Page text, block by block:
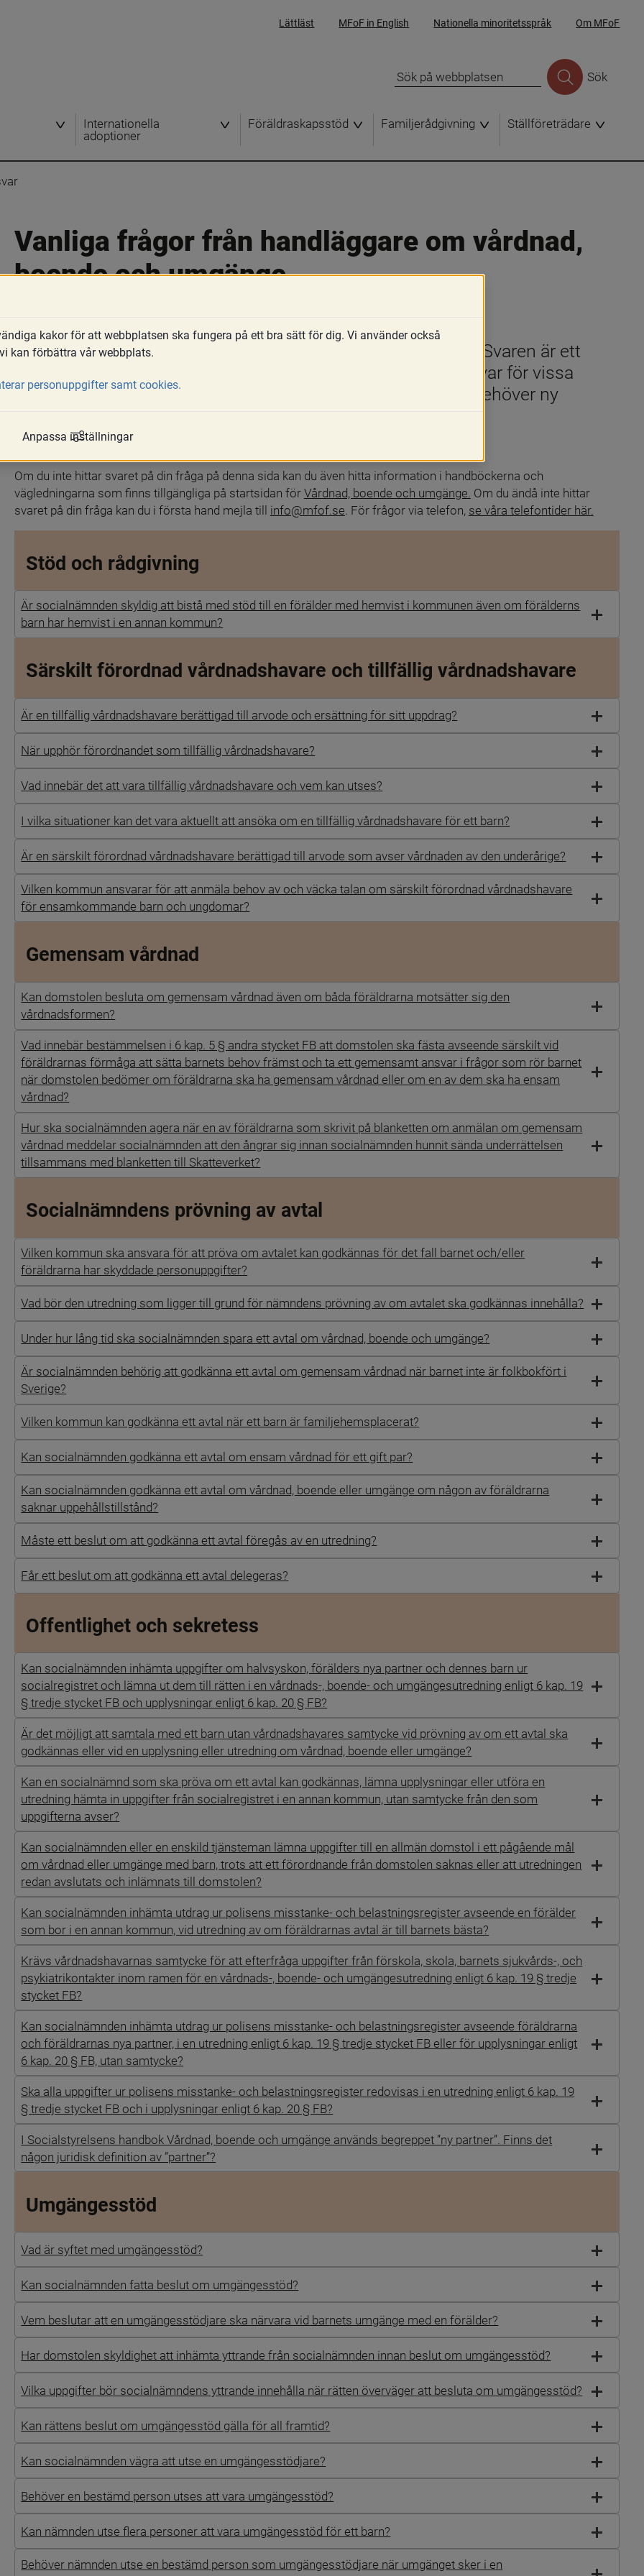
Lättläst MFoF in English Nationella minoritetsspråk Om MFoF
Sök
Internationella
adoptioner
Föräldraskapsstöd Familjerådgivning Ställföreträdare
Vanliga frågor från handläggare om vårdnad,
boende och umgänge
Här hittar du svar på frågor från handläggare i familjerätten. Svaren är ett
komplement till våra allmänna råd om socialnämndens ansvar för vissa
frågor om vårdnad, boende och umgänge samt om barnet behöver ny
Vi lägger kontinuerligt ut nya svar på frågor som kommer till myndigheten.
Om du inte hittar svaret på din fråga på denna sida kan du även hitta information i handböckerna och
vägledningarna som finns tillgängliga på startsidan för Vårdnad, boende och umgänge. Om du ändå inte hittar
svaret på din fråga kan du i första hand mejla till info@mfof.se. För frågor via telefon, se våra telefontider här.
Stöd och rådgivning
Är socialnämnden skyldig att bistå med stöd till en förälder med hemvist i kommunen även om förälderns
barn har hemvist i en annan kommun?
Särskilt förordnad vårdnadshavare och tillfällig vårdnadshavare
Är en tillfällig vårdnadshavare berättigad till arvode och ersättning för sitt uppdrag?
När upphör förordnandet som tillfällig vårdnadshavare?
Vad innebär det att vara tillfällig vårdnadshavare och vem kan utses?
I vilka situationer kan det vara aktuellt att ansöka om en tillfällig vårdnadshavare för ett barn?
Är en särskilt förordnad vårdnadshavare berättigad till arvode som avser vårdnaden av den underårige?
Vilken kommun ansvarar för att anmäla behov av och väcka talan om särskilt förordnad vårdnadshavare
för ensamkommande barn och ungdomar?
Gemensam vårdnad
Kan domstolen besluta om gemensam vårdnad även om båda föräldrarna motsätter sig den
vårdnadsformen?
Vad innebär bestämmelsen i 6 kap. 5 § andra stycket FB att domstolen ska fästa avseende särskilt vid
föräldrarnas förmåga att sätta barnets behov främst och ta ett gemensamt ansvar i frågor som rör barnet
när domstolen bedömer om föräldrarna ska ha gemensam vårdnad eller om en av dem ska ha ensam
vårdnad?
Hur ska socialnämnden agera när en av föräldrarna som skrivit på blanketten om anmälan om gemensam
vårdnad meddelar socialnämnden att den ångrar sig innan socialnämnden hunnit sända underrättelsen
tillsammans med blanketten till Skatteverket?
Socialnämndens prövning av avtal
Vilken kommun ska ansvara för att pröva om avtalet kan godkännas för det fall barnet och/eller
föräldrarna har skyddade personuppgifter?
Vad bör den utredning som ligger till grund för nämndens prövning av om avtalet ska godkännas innehålla?
Under hur lång tid ska socialnämnden spara ett avtal om vårdnad, boende och umgänge?
Är socialnämnden behörig att godkänna ett avtal om gemensam vårdnad när barnet inte är folkbokfört i
Sverige?
Vilken kommun kan godkänna ett avtal när ett barn är familjehemsplacerat?
Kan socialnämnden godkänna ett avtal om ensam vårdnad för ett gift par?
Kan socialnämnden godkänna ett avtal om vårdnad, boende eller umgänge om någon av föräldrarna
saknar uppehållstillstånd?
Måste ett beslut om att godkänna ett avtal föregås av en utredning?
Får ett beslut om att godkänna ett avtal delegeras?
Offentlighet och sekretess
Kan socialnämnden inhämta uppgifter om halvsyskon, förälders nya partner och dennes barn ur
socialregistret och lämna ut dem till rätten i en vårdnads-, boende- och umgängesutredning enligt 6 kap. 19
§ tredje stycket FB och upplysningar enligt 6 kap. 20 § FB?
Är det möjligt att samtala med ett barn utan vårdnadshavares samtycke vid prövning av om ett avtal ska
godkännas eller vid en upplysning eller utredning om vårdnad, boende eller umgänge?
Kan en socialnämnd som ska pröva om ett avtal kan godkännas, lämna upplysningar eller utföra en
utredning hämta in uppgifter från socialregistret i en annan kommun, utan samtycke från den som
uppgifterna avser?
Kan socialnämnden eller en enskild tjänsteman lämna uppgifter till en allmän domstol i ett pågående mål
om vårdnad eller umgänge med barn, trots att ett förordnande från domstolen saknas eller att utredningen
redan avslutats och inlämnats till domstolen?
Kan socialnämnden inhämta utdrag ur polisens misstanke- och belastningsregister avseende en förälder
som bor i en annan kommun, vid utredning av om föräldrarnas avtal är till barnets bästa?
Krävs vårdnadshavarnas samtycke för att efterfråga uppgifter från förskola, skola, barnets sjukvårds-, och
psykiatrikontakter inom ramen för en vårdnads-, boende- och umgängesutredning enligt 6 kap. 19 § tredje
stycket FB?
Kan socialnämnden inhämta utdrag ur polisens misstanke- och belastningsregister avseende föräldrarna
och föräldrarnas nya partner, i en utredning enligt 6 kap. 19 § tredje stycket FB eller för upplysningar enligt
6 kap. 20 § FB, utan samtycke?
Ska alla uppgifter ur polisens misstanke- och belastningsregister redovisas i en utredning enligt 6 kap. 19
§ tredje stycket FB och i upplysningar enligt 6 kap. 20 § FB?
I Socialstyrelsens handbok Vårdnad, boende och umgänge används begreppet ”ny partner”. Finns det
någon juridisk definition av ”partner”?
Umgängesstöd
Vad är syftet med umgängesstöd?
Kan socialnämnden fatta beslut om umgängesstöd?
Vem beslutar att en umgängesstödjare ska närvara vid barnets umgänge med en förälder?
Har domstolen skyldighet att inhämta yttrande från socialnämnden innan beslut om umgängesstöd?
Vilka uppgifter bör socialnämndens yttrande innehålla när rätten överväger att besluta om umgängesstöd?
Kan rättens beslut om umgängesstöd gälla för all framtid?
Kan socialnämnden vägra att utse en umgängesstödjare?
Behöver en bestämd person utses att vara umgängesstöd?
Kan nämnden utse flera personer att vara umgängesstöd för ett barn?
Behöver nämnden utse en bestämd person som umgängesstödjare när umgänget sker i en
kakor för att webbplatsen ska fungera på ett bra sätt för dig. Vi använder också
kan förbättra vår webbplats.
personuppgifter samt cookies.
Anpassa inställningar